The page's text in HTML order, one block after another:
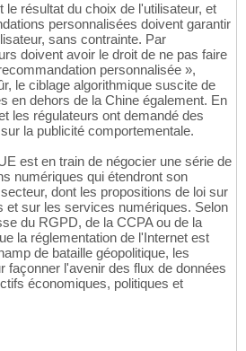
le résultat du choix de l'utilisateur, et
personnalisées doivent garantir
sans contrainte. Par
doivent avoir le droit de ne pas faire
personnalisée »,
le ciblage algorithmique suscite de
en dehors de la Chine également. En
les régulateurs ont demandé des
la publicité comportementale.
est en train de négocier une série de
numériques qui étendront son
dont les propositions de loi sur
et sur les services numériques. Selon
du RGPD, de la CCPA ou de la
la réglementation de l'Internet est
de bataille géopolitique, les
façonner l'avenir des flux de données
économiques, politiques et